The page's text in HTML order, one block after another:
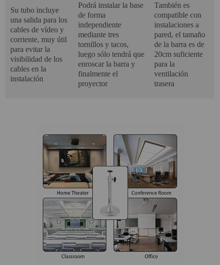
Su tubo incluye
una salida para los
cables de vídeo y
corriente, muy útil
para evitar la
visibilidad de los
cables en la
instalación
Podrá instalar la base
de forma
independiente
mediante tres
tornillos y tacos,
luego sólo tendrá que
enroscar la barra y
finalmente el
proyector
También es
compatible con
instalaciones a
pared, el tamaño
de la barra es de
20cm suficiente
para la
ventilación
trasera